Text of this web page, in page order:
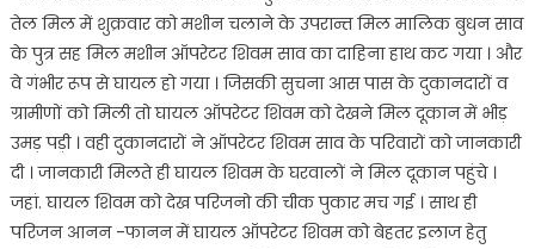
तेल मिल में शुक्रवार को मशीन चलाने के उपरान्त मिल मालिक बुधन साव
के पुत्र सह मिल मशीन ऑपरेटर शिवम साव का दाहिना हाथ कट गया । और
वे गंभीर रूप से घायल हो गया । जिसकी सुचना आस पास के दुकानदारों व
ग्रामीणों को मिली तो घायल ऑपरेटर शिवम को देखने मिल दूकान में भीड़
उमड़ पड़ी । वही दुकानदारों ने ऑपरेटर शिवम साव के परिवारों को जानकारी
दी । जानकारी मिलते ही घायल शिवम के घरवालों ने मिल दूकान पहुंचे ।
जहां. घायल शिवम को देख परिजनो की चीक पुकार मच गई । साथ ही
परिजन आनन -फानन में घायल ऑपरेटर शिवम को बेहतर इलाज हेतु